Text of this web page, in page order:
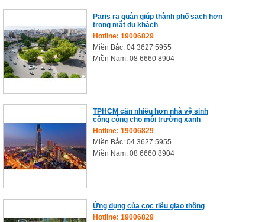
Paris ra quân giúp thành phố sạch hơn
trong mắt du khách
Hotline: 19006829
Miền Bắc: 04 3627 5955
Miền Nam: 08 6660 8904
TPHCM cần nhiều hơn nhà vệ sinh
công cộng cho môi trường xanh
Hotline: 19006829
Miền Bắc: 04 3627 5955
Miền Nam: 08 6660 8904
Ứng dụng của cọc tiêu giao thông
Hotline: 19006829